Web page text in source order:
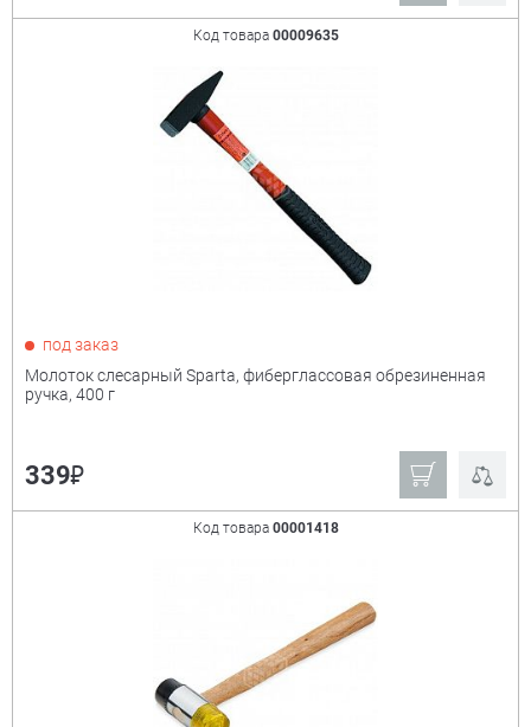
Код товара 00009635
под заказ
Молоток слесарный Sparta, фиберглассовая обрезиненная
ручка, 400 г
339₽
Код товара 00001418